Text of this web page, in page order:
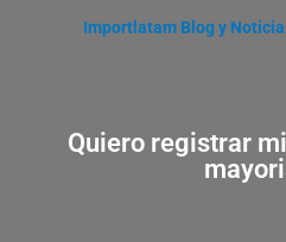
Importlatam Blog y
Quiero registrar